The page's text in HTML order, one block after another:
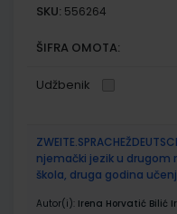
SKU: 556264
ŠIFRA OMOTA:
Udžbenik
njemački jezik u drugom
škola, druga godina
Autor(i): Irena Horvatić Bilić